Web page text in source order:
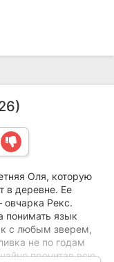
Оля, которую
в деревне. Ее
Рекс.
понимать язык
с любым зверем,
не по годам
прочитав всю